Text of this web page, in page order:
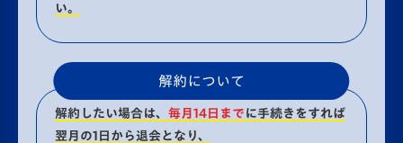
い。
解約について
解約したい場合は、 毎月14日まで に手続きをすれば
翌月の1日から退会となり、